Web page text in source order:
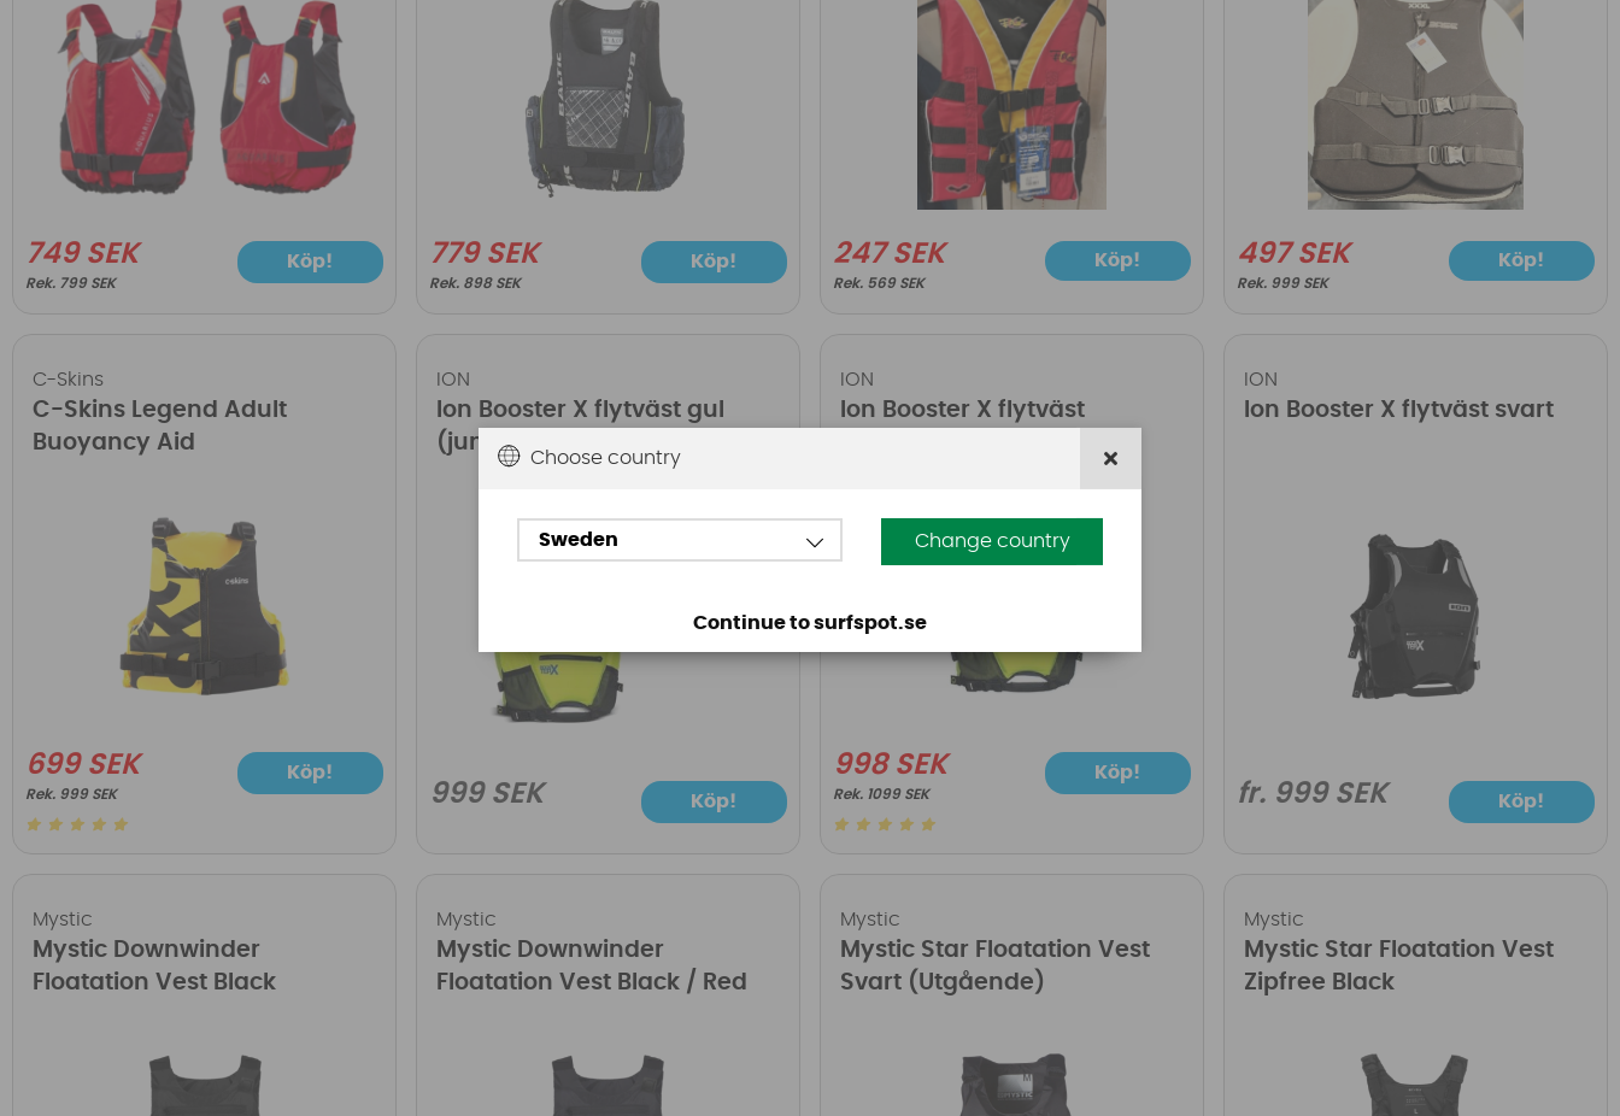
749 SEK
799 SEK
Köp! 779 SEK
898 SEK
Köp! 247 SEK
569 SEK
Köp! 497 SEK
999 SEK
Köp!
C-Skins
C-Skins Legend Adult
Buoyancy Aid
699 SEK
999 SEK
Köp!
ION
Ion Booster X flytväst gul
(junior)
999 SEK Köp!
ION
Ion Booster X flytväst
998 SEK
1099 SEK
Köp!
ION
Ion Booster X flytväst svart
fr. 999 SEK Köp!
Mystic
Mystic Downwinder
Floatation Vest Black
Mystic
Mystic Downwinder
Floatation Vest Black / Red
Mystic
Mystic Star Floatation Vest
Svart (Utgående)
Mystic
Mystic Star Floatation Vest
Zipfree Black
Choose country
Sweden Change country
Continue to surfspot.se